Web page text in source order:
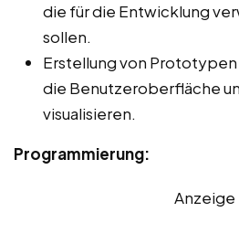
die für die Entwicklung
sollen.
Erstellung von
die Benutzeroberfläche
visualisieren.
Programmierung:
Anzeige